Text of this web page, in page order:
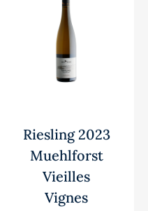
Riesling 2023
Muehlforst
Vieilles
Vignes